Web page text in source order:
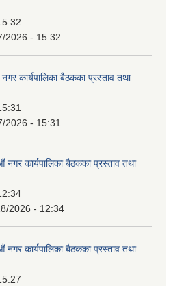
2026 - 15:32
कार्यपालिका बैठकका प्रस्ताव तथा
2026 - 15:31
कार्यपालिका बैठकका प्रस्ताव तथा
2026 - 12:34
कार्यपालिका बैठकका प्रस्ताव तथा